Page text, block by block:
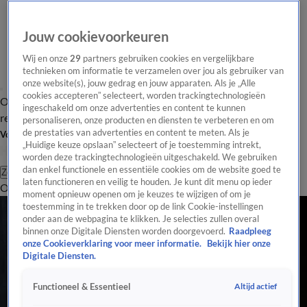
Overzicht Laatste nieuws Regionieuws Het beste van Hart
Tip de
redactie
Volg Hart van Nederland
Zoeken
OverzichtRegioUitzendingenWeerTip de redactiePanelVideo's
Jouw cookievoorkeuren
Wij en onze29 partners gebruiken cookies en vergelijkbare
technieken om informatie te verzamelen over jou als gebruiker van
onze website(s), jouw gedrag en jouw apparaten. Als je „Alle
cookies accepteren” selecteert, worden trackingtechnologieën
ingeschakeld om onze advertenties en content te kunnen
personaliseren, onze producten en diensten te verbeteren en om
de prestaties van advertenties en content te meten. Als je
„Huidige keuze opslaan” selecteert of je toestemming intrekt,
worden deze trackingtechnologieën uitgeschakeld. We gebruiken
dan enkel functionele en essentiële cookies om de website goed te
laten functioneren en veilig te houden. Je kunt dit menu op ieder
moment opnieuw openen om je keuzes te wijzigen of om je
toestemming in te trekken door op de link Cookie-instellingen
onder aan de webpagina te klikken. Je selecties zullen overal
binnen onze Digitale Diensten worden doorgevoerd. Raadpleeg
onze Cookieverklaring voor meer informatie.
Bekijk hier onze
Digitale Diensten.
Functioneel & Essentieel Altijd actief